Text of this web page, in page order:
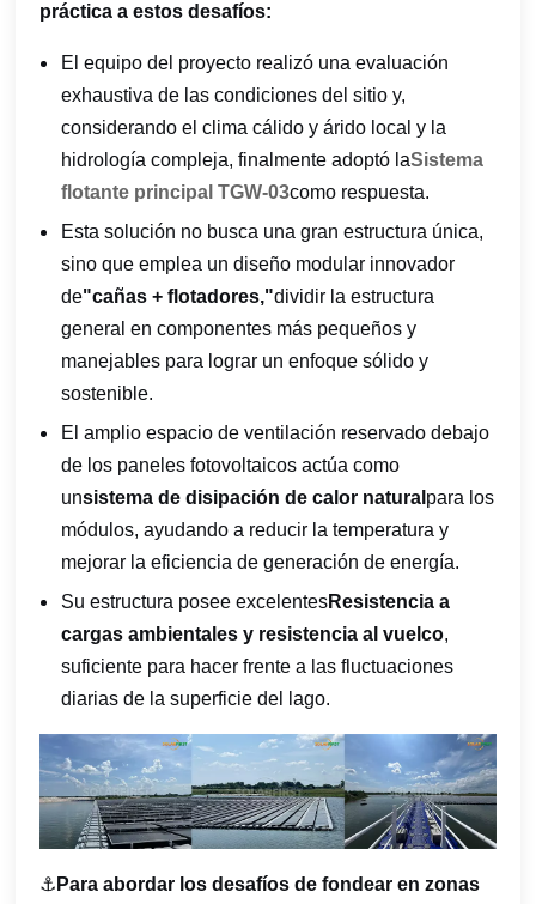
práctica a estos desafíos:
El equipo del proyecto realizó una evaluación
exhaustiva de las condiciones del sitio y,
considerando el clima cálido y árido local y la
hidrología compleja, finalmente adoptó laSistema
flotante principal TGW-03como respuesta.
Esta solución no busca una gran estructura única,
sino que emplea un diseño modular innovador
de"cañas + flotadores,"dividir la estructura
general en componentes más pequeños y
manejables para lograr un enfoque sólido y
sostenible.
El amplio espacio de ventilación reservado debajo
de los paneles fotovoltaicos actúa como
unsistema de disipación de calor natural para los
módulos, ayudando a reducir la temperatura y
mejorar la eficiencia de generación de energía.
Su estructura posee excelentesResistencia a
cargas ambientales y resistencia al vuelco,
suficiente para hacer frente a las fluctuaciones
diarias de la superficie del lago.
⚓ Para abordar los desafíos de fondear en zonas